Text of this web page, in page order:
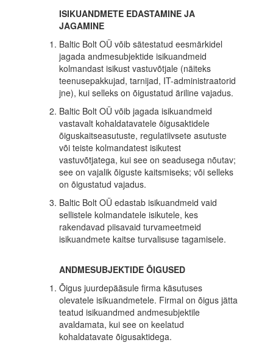
ISIKUANDMETE EDASTAMINE JA
JAGAMINE
Baltic Bolt OÜ võib sätestatud eesmärkidel
jagada andmesubjektide isikuandmeid
kolmandast isikust vastuvõtjale (näiteks
teenusepakkujad, tarnijad, IT-administraatorid
jne), kui selleks on õigustatud äriline vajadus.
Baltic Bolt OÜ võib jagada isikuandmeid
vastavalt kohaldatavatele õigusaktidele
õiguskaitseasutuste, regulatiivsete asutuste
või teiste kolmandatest isikutest
vastuvõtjatega, kui see on seadusega nõutav;
see on vajalik õiguste kaitsmiseks; või selleks
on õigustatud vajadus.
Baltic Bolt OÜ edastab isikuandmeid vaid
sellistele kolmandatele isikutele, kes
rakendavad piisavaid turvameetmeid
isikuandmete kaitse turvalisuse tagamisele.
ANDMESUBJEKTIDE ÕIGUSED
Õigus juurdepääsule firma käsutuses
olevatele isikuandmetele. Firmal on õigus jätta
teatud isikuandmed andmesubjektile
avaldamata, kui see on keelatud
kohaldatavate õigusaktidega.